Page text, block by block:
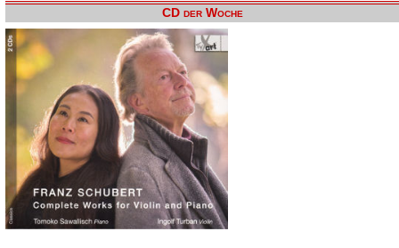
CD der Woche